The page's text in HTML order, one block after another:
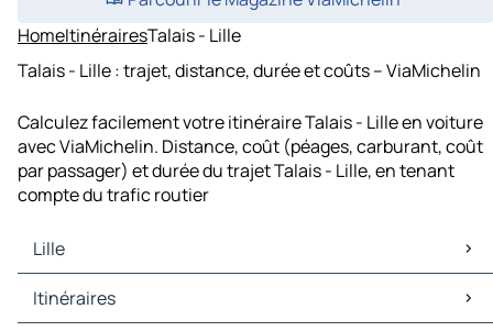
HomeItinérairesTalais - Lille
Talais - Lille : trajet, distance, durée et coûts – ViaMichelin
Calculez facilement votre itinéraire Talais - Lille en voiture
avec ViaMichelin. Distance, coût (péages, carburant, coût
par passager) et durée du trajet Talais - Lille, en tenant
compte du trafic routier
Lille
Lille Cartes et plans
Lille Trafic
Itinéraires